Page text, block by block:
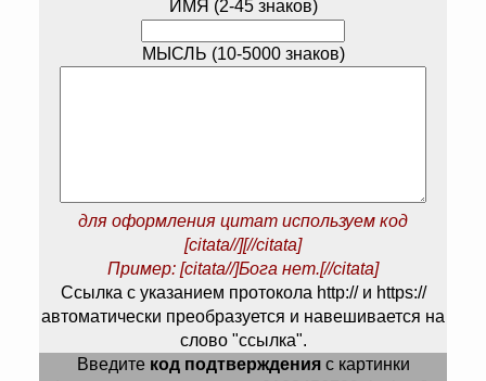
ИМЯ (2-45 знаков)
МЫСЛЬ (10-5000 знаков)
для оформления цитат используем код
[citata//][//citata]
Пример: [citata//]Бога нет.[//citata]
Ссылка с указанием протокола http:// и https://
автоматически преобразуется и навешивается на
слово "ссылка".
Введите код подтвержденияс картинки